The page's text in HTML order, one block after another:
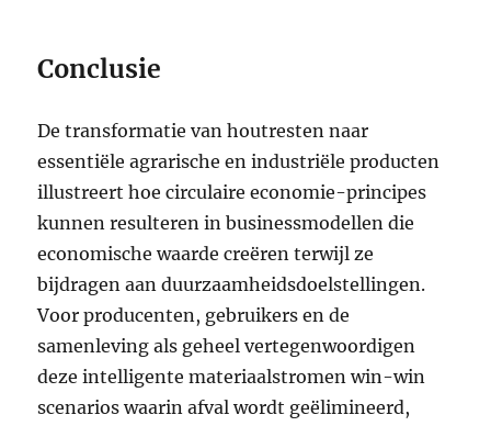
Conclusie
De transformatie van houtresten naar
essentiële agrarische en industriële producten
illustreert hoe circulaire economie-principes
kunnen resulteren in businessmodellen die
economische waarde creëren terwijl ze
bijdragen aan duurzaamheidsdoelstellingen.
Voor producenten, gebruikers en de
samenleving als geheel vertegenwoordigen
deze intelligente materiaalstromen win-win
scenarios waarin afval wordt geëlimineerd,